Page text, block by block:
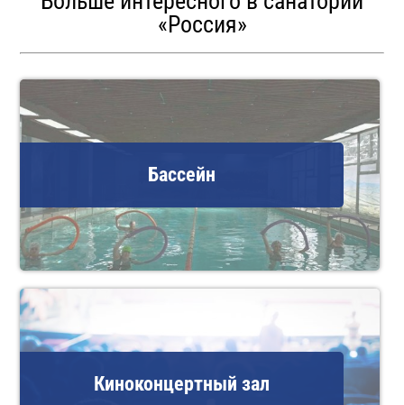
«Россия»
Бассейн
Киноконцертный зал